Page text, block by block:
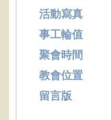
活動寫真
事工輪值
聚會時間
教會位置
留言版